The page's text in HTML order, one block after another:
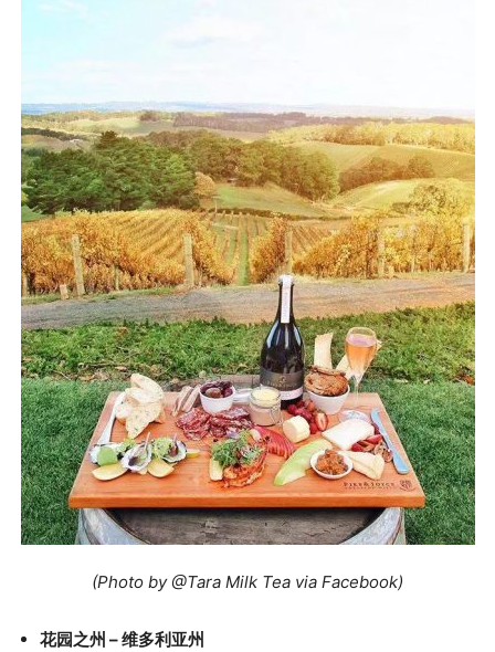
(Photo by @Tara Milk Tea via Facebook)
花园之州 – 维多利亚州